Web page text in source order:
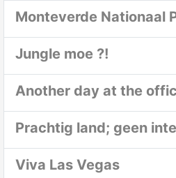
Monteverde Nationaal
Jungle moe ?!
Another day at the
Prachtig land; geen
Viva Las Vegas